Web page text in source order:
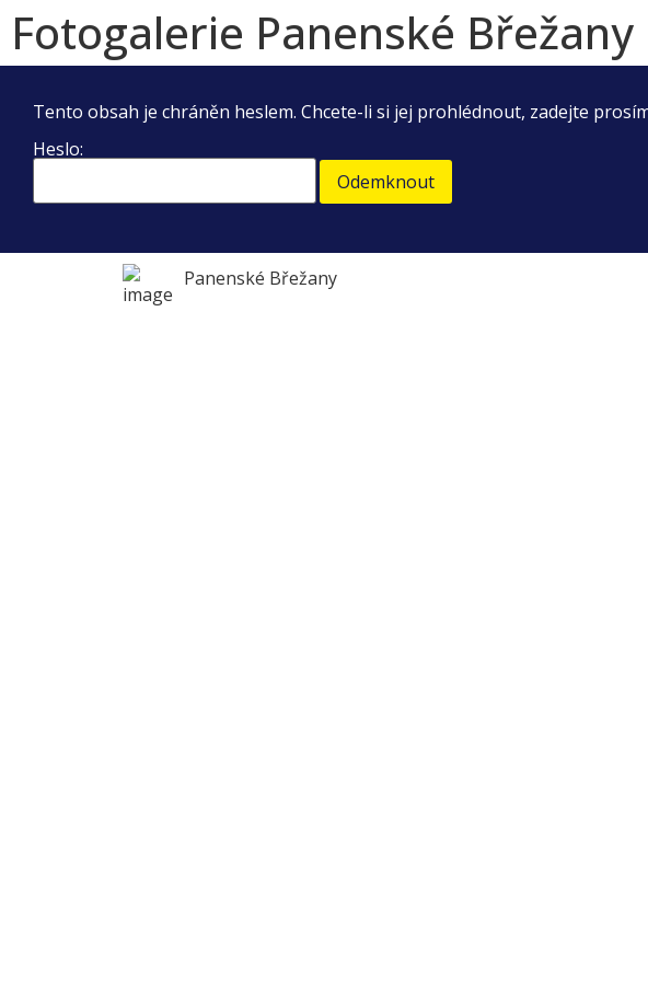
Fotogalerie Panenské Břežany
Tento obsah je chráněn heslem. Chcete-li si jej prohlédnout, zadejte
Heslo:
Panenské Břežany